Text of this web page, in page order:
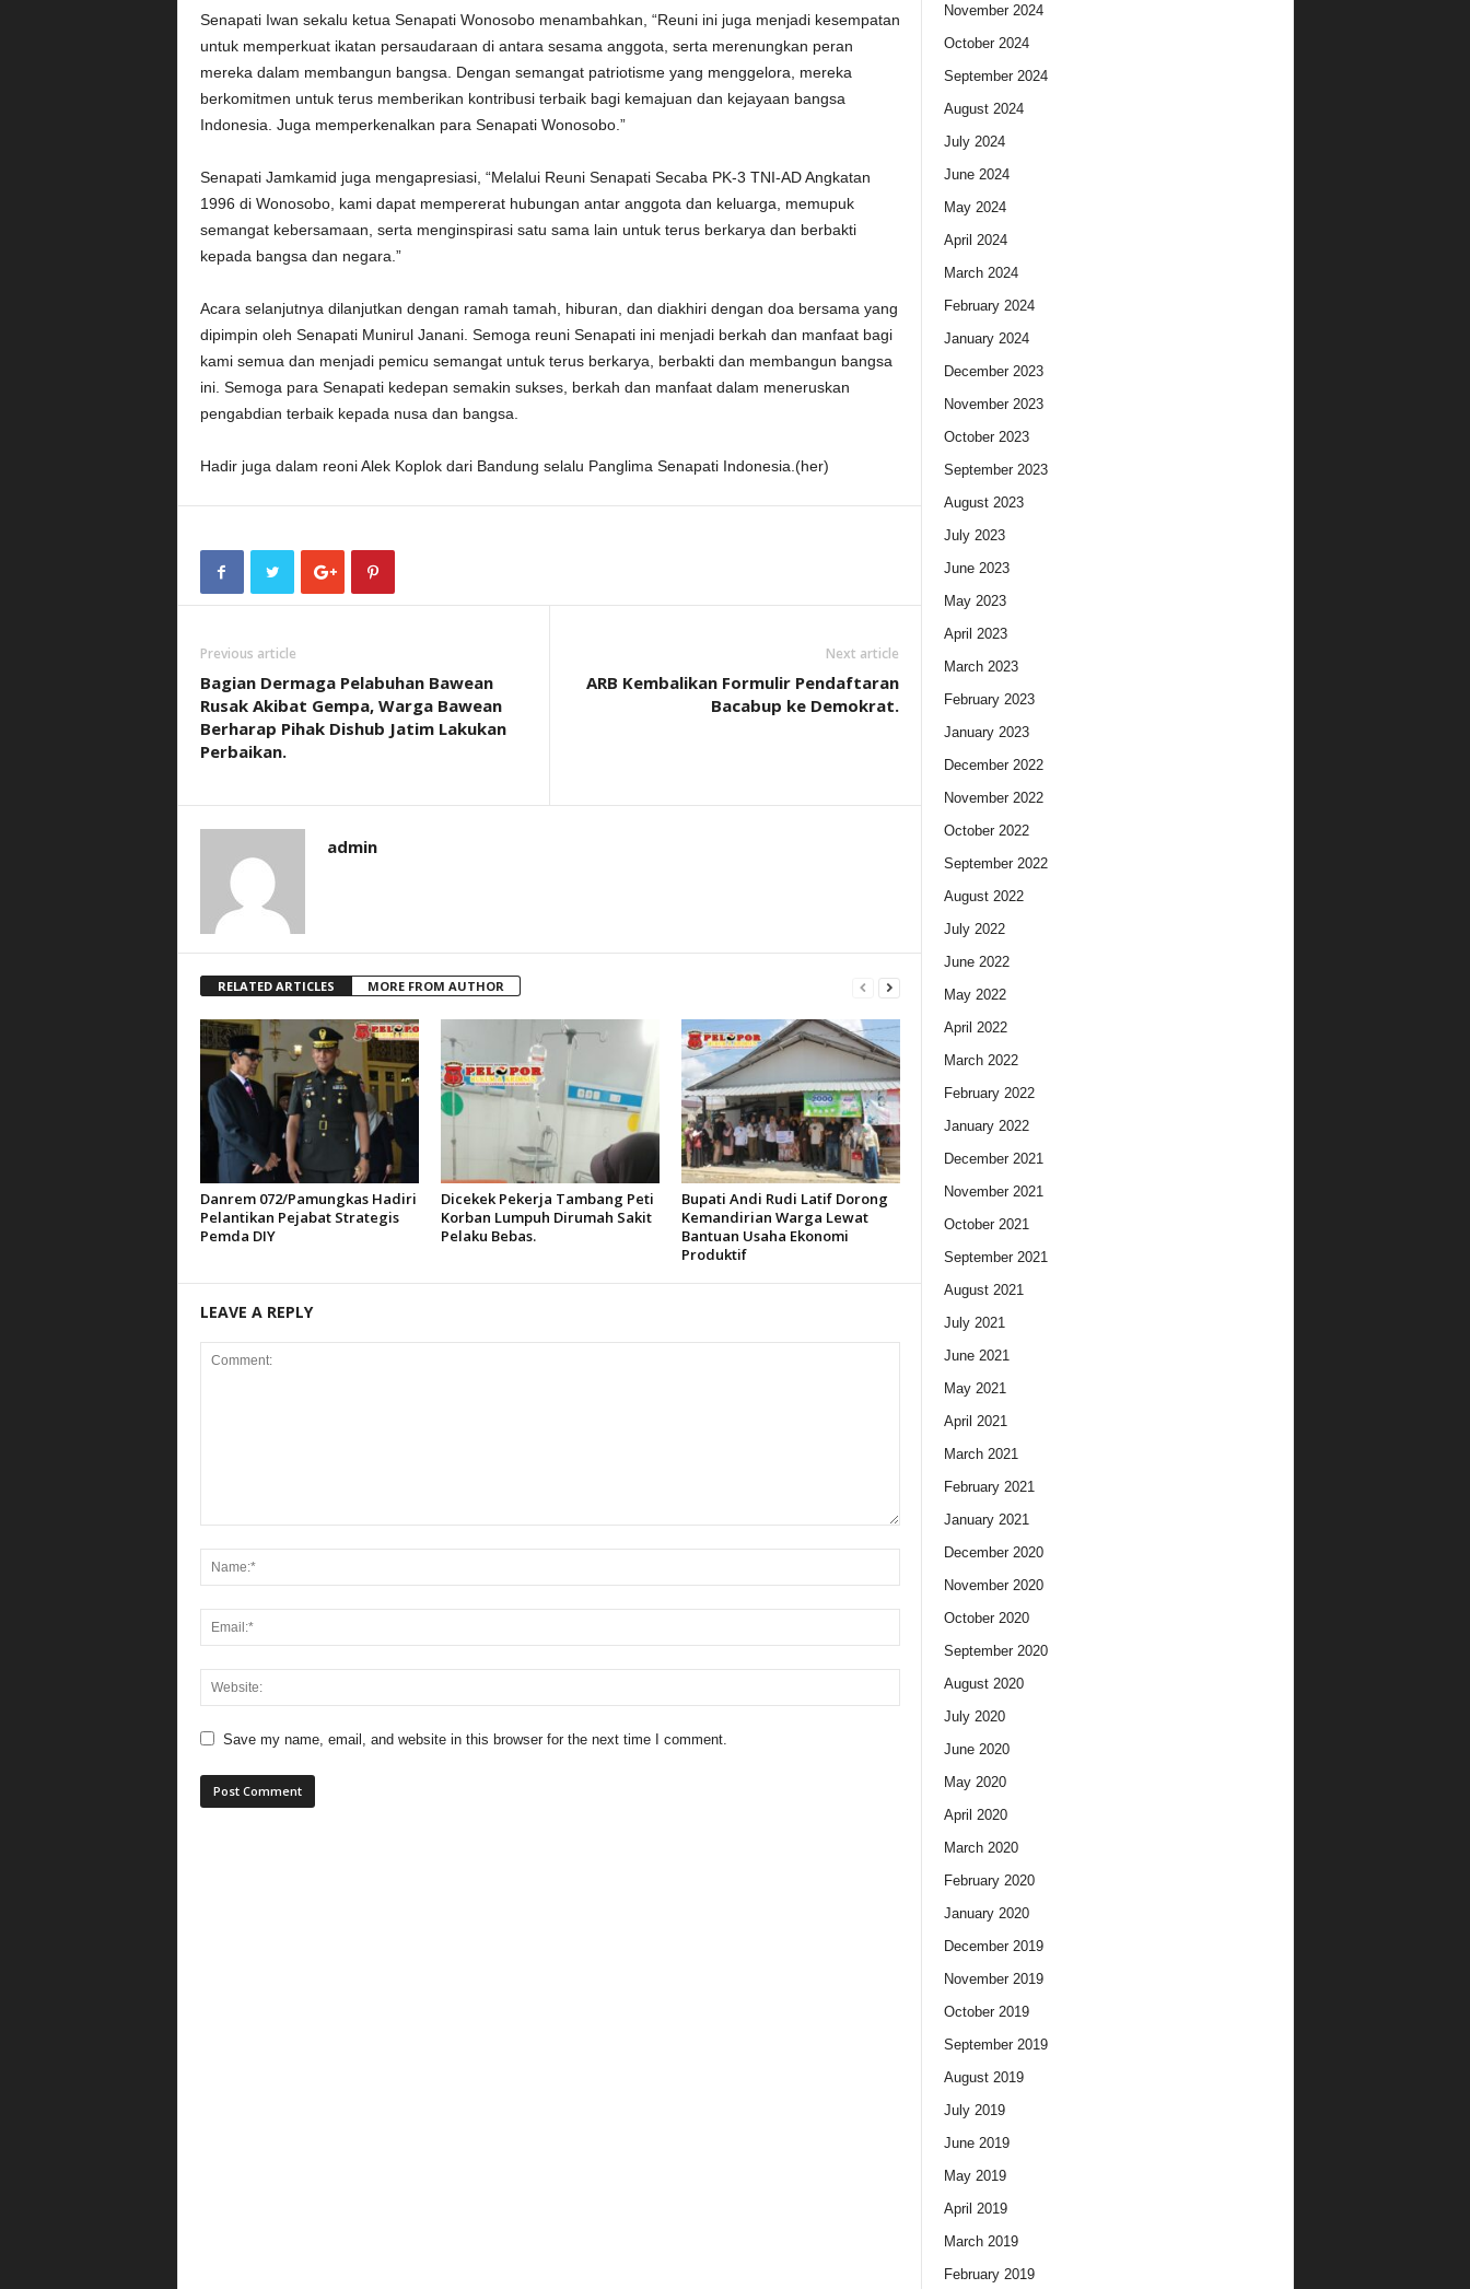
Senapati Iwan sekalu ketua Senapati Wonosobo menambahkan, “Reuni ini juga menjadi kesempatan
untuk memperkuat ikatan persaudaraan di antara sesama anggota, serta merenungkan peran
mereka dalam membangun bangsa. Dengan semangat patriotisme yang menggelora, mereka
berkomitmen untuk terus memberikan kontribusi terbaik bagi kemajuan dan kejayaan bangsa
Indonesia. Juga memperkenalkan para Senapati Wonosobo.”
Senapati Jamkamid juga mengapresiasi, “Melalui Reuni Senapati Secaba PK-3 TNI-AD Angkatan
1996 di Wonosobo, kami dapat mempererat hubungan antar anggota dan keluarga, memupuk
semangat kebersamaan, serta menginspirasi satu sama lain untuk terus berkarya dan berbakti
kepada bangsa dan negara.”
Acara selanjutnya dilanjutkan dengan ramah tamah, hiburan, dan diakhiri dengan doa bersama yang
dipimpin oleh Senapati Munirul Janani. Semoga reuni Senapati ini menjadi berkah dan manfaat bagi
kami semua dan menjadi pemicu semangat untuk terus berkarya, berbakti dan membangun bangsa
ini. Semoga para Senapati kedepan semakin sukses, berkah dan manfaat dalam meneruskan
pengabdian terbaik kepada nusa dan bangsa.
Hadir juga dalam reoni Alek Koplok dari Bandung selalu Panglima Senapati Indonesia.(her)
Previous article
Bagian Dermaga Pelabuhan Bawean
Rusak Akibat Gempa, Warga Bawean
Berharap Pihak Dishub Jatim Lakukan
Perbaikan.
Next article
ARB Kembalikan Formulir Pendaftaran
Bacabup ke Demokrat.
admin
RELATED ARTICLES MORE FROM AUTHOR
Danrem 072/Pamungkas Hadiri
Pelantikan Pejabat Strategis
Pemda DIY
Dicekek Pekerja Tambang Peti
Korban Lumpuh Dirumah Sakit
Pelaku Bebas.
Bupati Andi Rudi Latif Dorong
Kemandirian Warga Lewat
Bantuan Usaha Ekonomi
Produktif
LEAVE A REPLY
Save my name, email, and website in this browser for the next time I comment.
November 2024
October 2024
September 2024
August 2024
July 2024
June 2024
May 2024
April 2024
March 2024
February 2024
January 2024
December 2023
November 2023
October 2023
September 2023
August 2023
July 2023
June 2023
May 2023
April 2023
March 2023
February 2023
January 2023
December 2022
November 2022
October 2022
September 2022
August 2022
July 2022
June 2022
May 2022
April 2022
March 2022
February 2022
January 2022
December 2021
November 2021
October 2021
September 2021
August 2021
July 2021
June 2021
May 2021
April 2021
March 2021
February 2021
January 2021
December 2020
November 2020
October 2020
September 2020
August 2020
July 2020
June 2020
May 2020
April 2020
March 2020
February 2020
January 2020
December 2019
November 2019
October 2019
September 2019
August 2019
July 2019
June 2019
May 2019
April 2019
March 2019
February 2019